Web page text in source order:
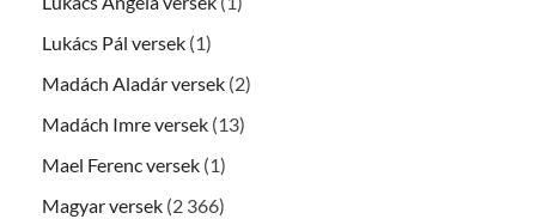
Lukács Pál versek (1)
Madách Aladár versek (2)
Madách Imre versek (13)
Mael Ferenc versek (1)
Magyar versek (2 366)